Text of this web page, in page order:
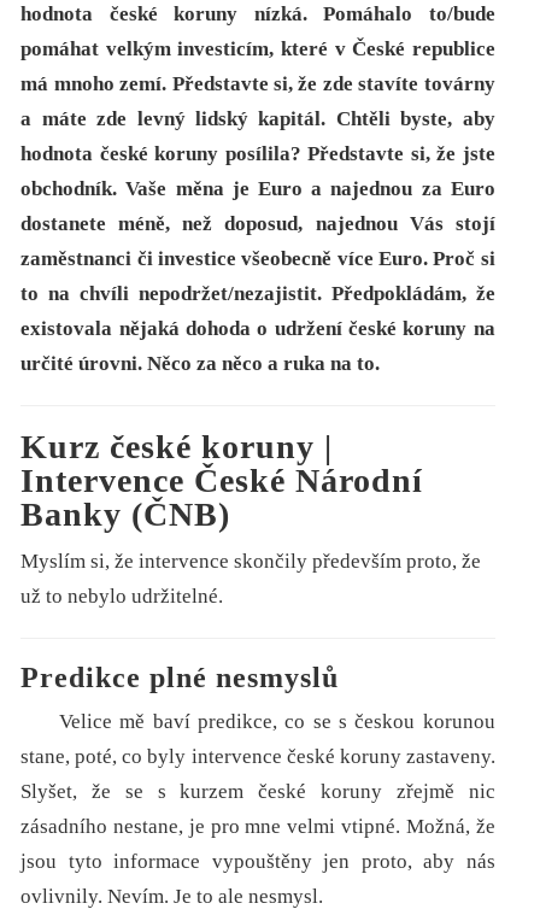
hodnota české koruny nízká. Pomáhalo to/bude
pomáhat velkým investicím, které v České republice
má mnoho zemí. Představte si, že zde stavíte továrny
a máte zde levný lidský kapitál. Chtěli byste, aby
hodnota české koruny posílila? Představte si, že jste
obchodník. Vaše měna je Euro a najednou za Euro
dostanete méně, než doposud, najednou Vás stojí
zaměstnanci či investice všeobecně více Euro. Proč si
to na chvíli nepodržet/nezajistit. Předpokládám, že
existovala nějaká dohoda o udržení české koruny na
určité úrovni. Něco za něco a ruka na to.
Kurz české koruny |
Intervence České Národní
Banky (ČNB)
Myslím si, že intervence skončily především proto, že
už to nebylo udržitelné.
Predikce plné nesmyslů
Velice mě baví predikce, co se s českou korunou
stane, poté, co byly intervence české koruny zastaveny.
Slyšet, že se s kurzem české koruny zřejmě nic
zásadního nestane, je pro mne velmi vtipné. Možná, že
jsou tyto informace vypouštěny jen proto, aby nás
ovlivnily. Nevím. Je to ale nesmysl.